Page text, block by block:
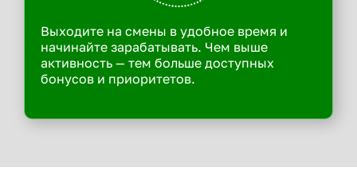
Выходите на смены в удобное время и
начинайте зарабатывать. Чем выше
активность — тем больше доступных
бонусов и приоритетов.